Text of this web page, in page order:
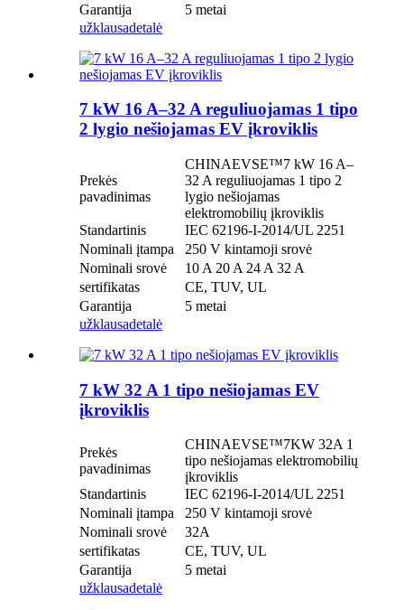
Garantija
5 metai
užklausadetalė
7 kW 16 A–32 A reguliuojamas 1 tipo
2 lygio nešiojamas EV įkroviklis
Prekės
pavadinimas
CHINAEVSE™️7 kW 16 A–
32 A reguliuojamas 1 tipo 2
lygio nešiojamas
elektromobilių įkroviklis
Standartinis
IEC 62196-I-2014/UL 2251
Nominali įtampa
250 V kintamoji srovė
Nominali srovė
10 A 20 A 24 A 32 A
sertifikatas
CE, TUV, UL
Garantija
5 metai
užklausadetalė
7 kW 32 A 1 tipo nešiojamas EV
įkroviklis
Prekės
pavadinimas
CHINAEVSE™️7KW 32A 1
tipo nešiojamas elektromobilių
įkroviklis
Standartinis
IEC 62196-I-2014/UL 2251
Nominali įtampa
250 V kintamoji srovė
Nominali srovė
32A
sertifikatas
CE, TUV, UL
Garantija
5 metai
užklausadetalė